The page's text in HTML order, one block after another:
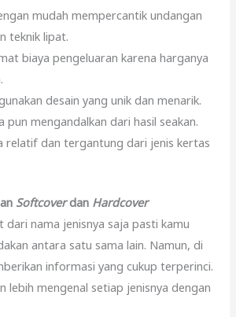
mudah mempercantik undangan
teknik lipat.
biaya pengeluaran karena harganya
desain yang unik dan menarik.
pun mengandalkan dari hasil seakan.
relatif dan tergantung dari jenis kertas
Softcoverdan Hardcover
dari nama jenisnya saja pasti kamu
antara satu sama lain. Namun, di
informasi yang cukup terperinci.
lebih mengenal setiap jenisnya dengan